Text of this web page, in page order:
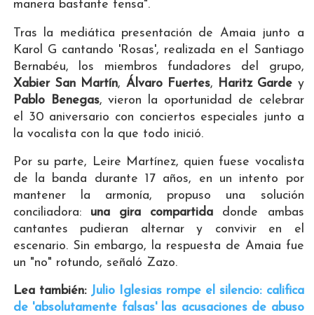
manera bastante tensa".
Tras la mediática presentación de Amaia junto a
Karol G cantando 'Rosas', realizada en el Santiago
Bernabéu, los miembros fundadores del grupo,
Xabier San Martín, Álvaro Fuertes, Haritz Garde y
Pablo Benegas, vieron la oportunidad de celebrar
el 30 aniversario con conciertos especiales junto a
la vocalista con la que todo inició.
Por su parte, Leire Martínez, quien fuese vocalista
de la banda durante 17 años, en un intento por
mantener la armonía, propuso una solución
conciliadora: una gira compartida donde ambas
cantantes pudieran alternar y convivir en el
escenario. Sin embargo, la respuesta de Amaia fue
un "no" rotundo, señaló Zazo.
Lea también: Julio Iglesias rompe el silencio: califica
de 'absolutamente falsas' las acusaciones de abuso